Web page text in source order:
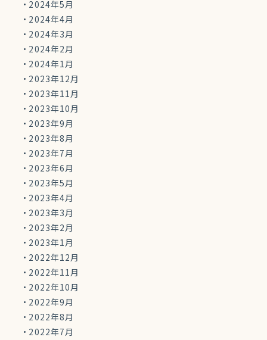
2024年5月
2024年4月
2024年3月
2024年2月
2024年1月
2023年12月
2023年11月
2023年10月
2023年9月
2023年8月
2023年7月
2023年6月
2023年5月
2023年4月
2023年3月
2023年2月
2023年1月
2022年12月
2022年11月
2022年10月
2022年9月
2022年8月
2022年7月